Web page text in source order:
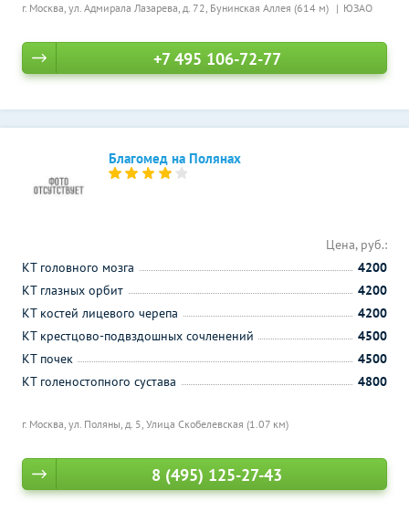
г. Москва, ул. Адмирала Лазарева, д. 72, Бунинская Аллея (614 м) ЮЗАО
+7 495 106-72-77
Благомед на Полянах
г. Москва, ул. Поляны, д. 5, Улица Скобелевская (1.07 км)
Цена, руб.:
КТ головного мозга
4200
КТ глазных орбит
4200
КТ костей лицевого черепа
4200
КТ крестцово-подвздошных сочленений
4500
КТ почек
4500
КТ голеностопного сустава
4800
8 (495) 125-27-43